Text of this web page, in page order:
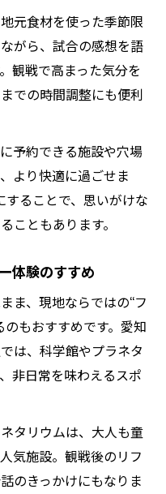
元食材を使った季節限
がら、試合の感想を語
観戦で高まった気分を
での時間調整にも便利
予約できる施設や穴場
より快適に過ごせま
することで、思いがけな
こともあります。
体験のすすめ
ま、現地ならではの“フ
もおすすめです。愛知
は、科学館やプラネタ
非日常を味わえるスポ
タリウムは、大人も童
気施設。観戦後のリフ
のきっかけにもなりま